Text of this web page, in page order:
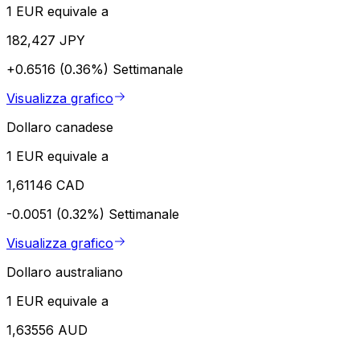
1 EUR equivale a
182,427 JPY
+0.6516 (0.36%) Settimanale
Visualizza grafico
Dollaro canadese
1 EUR equivale a
1,61146 CAD
-0.0051 (0.32%) Settimanale
Visualizza grafico
Dollaro australiano
1 EUR equivale a
1,63556 AUD